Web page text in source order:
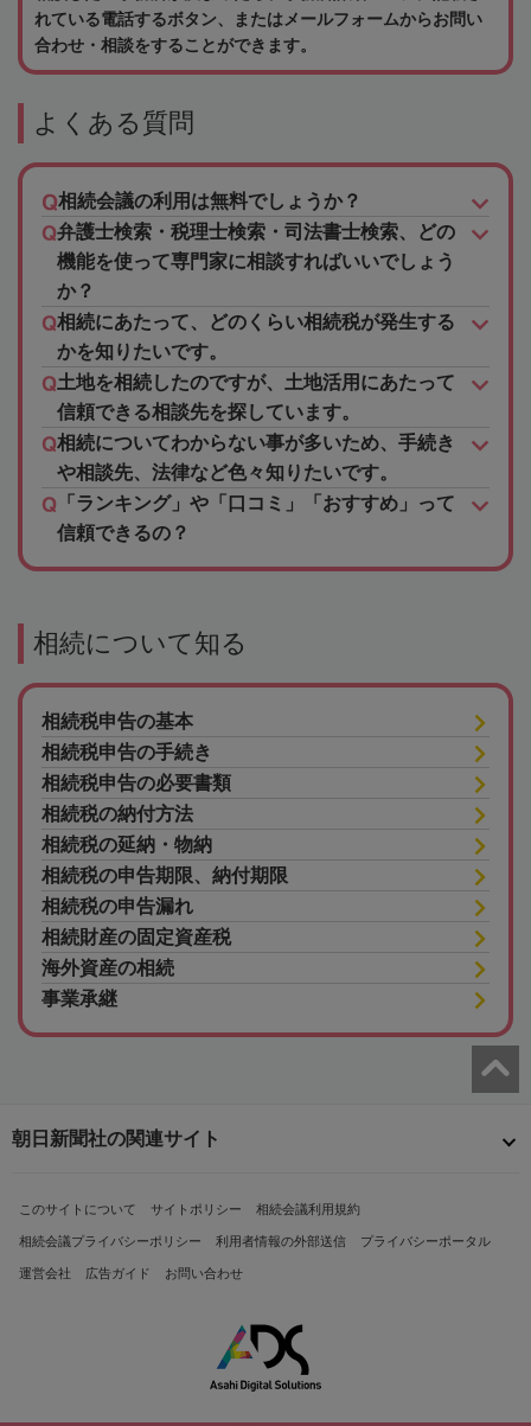
れている電話するボタン、またはメールフォームからお問い
合わせ・相談をすることができます。
よくある質問
相続会議の利用は無料でしょうか？
弁護士検索・税理士検索・司法書士検索、どの
機能を使って専門家に相談すればいいでしょう
か？
相続にあたって、どのくらい相続税が発生する
かを知りたいです。
土地を相続したのですが、土地活用にあたって
信頼できる相談先を探しています。
相続についてわからない事が多いため、手続き
や相談先、法律など色々知りたいです。
「ランキング」や「口コミ」「おすすめ」って
信頼できるの？
相続について知る
相続税申告の基本
相続税申告の手続き
相続税申告の必要書類
相続税の納付方法
相続税の延納・物納
相続税の申告期限、納付期限
相続税の申告漏れ
相続財産の固定資産税
海外資産の相続
事業承継
朝日新聞社の関連サイト
このサイトについて サイトポリシー 相続会議利用規約
相続会議プライバシーポリシー 利用者情報の外部送信 プライバシーポータル
運営会社 広告ガイド お問い合わせ